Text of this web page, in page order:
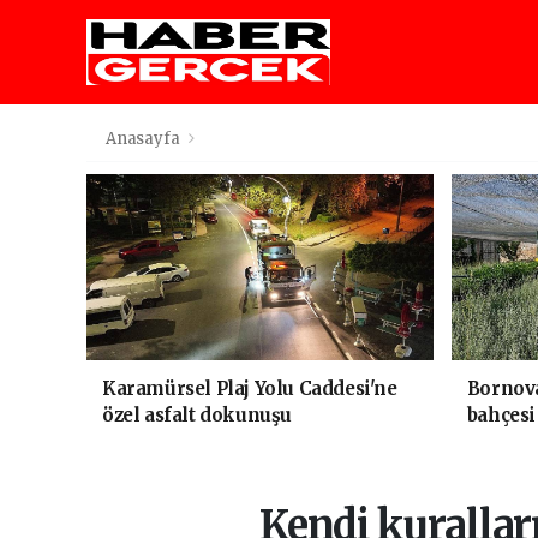
Anasayfa
Karamürsel Plaj Yolu Caddesi'ne
özel asfalt dokunuşu
bahçesi
Kendi